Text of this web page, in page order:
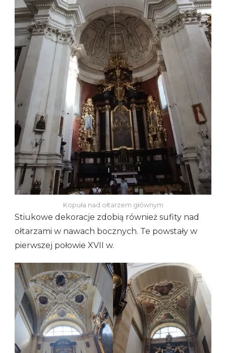
Kopuła nad ołtarzem głównym
Stiukowe dekoracje zdobią również sufity nad
ołtarzami w nawach bocznych. Te powstały w
pierwszej połowie XVII w.